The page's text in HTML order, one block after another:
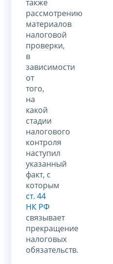
также
рассмотрению
материалов
налоговой
проверки,
в
зависимости
от
того,
на
какой
стадии
налогового
контроля
наступил
указанный
факт, с
которым
ст. 44
НК РФ
связывает
прекращение
налоговых
обязательств.